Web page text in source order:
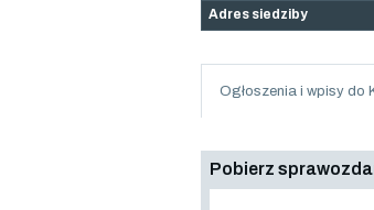
Adres siedziby
Ogłoszenia i wpisy do
Pobierz